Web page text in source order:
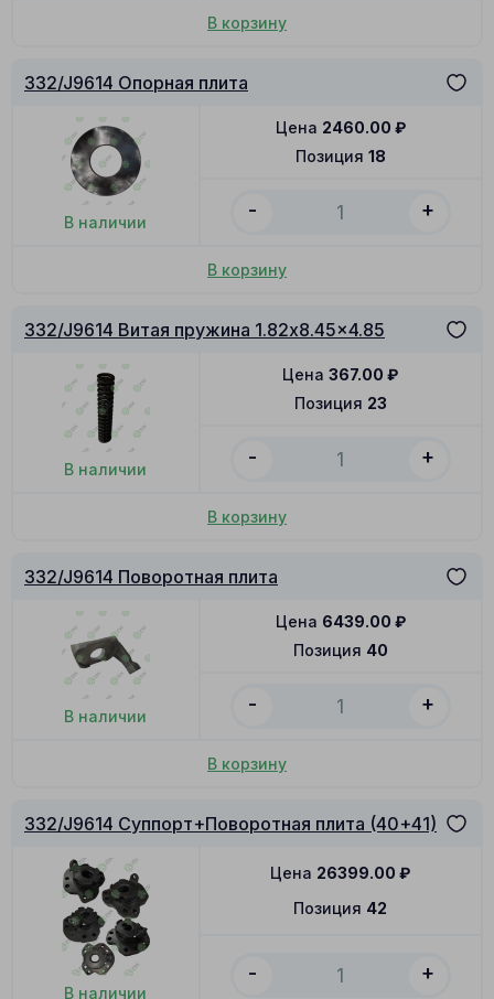
В корзину
332/J9614 Опорная плита
В наличии
Позиция 18
Цена 2460.00 ₽
- +
В корзину
332/J9614 Витая пружина 1.82x8.45x4.85
В наличии
Позиция 23
Цена 367.00 ₽
- +
В корзину
332/J9614 Поворотная плита
В наличии
Позиция 40
Цена 6439.00 ₽
- +
В корзину
332/J9614 Суппорт+Поворотная плита (40+41)
В наличии
Позиция 42
Цена 26399.00 ₽
- +